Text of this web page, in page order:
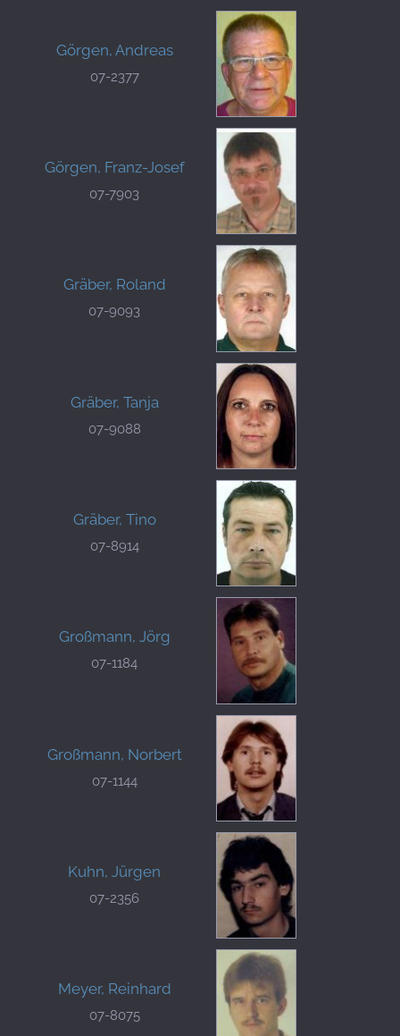
Görgen, Andreas
07-2377
Görgen, Franz-Josef
07-7903
Gräber, Roland
07-9093
Gräber, Tanja
07-9088
Gräber, Tino
07-8914
Großmann, Jörg
07-1184
Großmann, Norbert
07-1144
Kuhn, Jürgen
07-2356
Meyer, Reinhard
07-8075